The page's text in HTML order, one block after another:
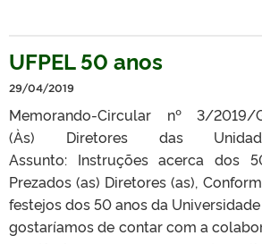
UFPEL 50 anos
29/04/2019
Memorando-Circular nº 3/2019/
(Às) Diretores das
Assunto: Instruções acerca dos
Prezados (as) Diretores (as),
festejos dos 50 anos da
gostaríamos de contar com a